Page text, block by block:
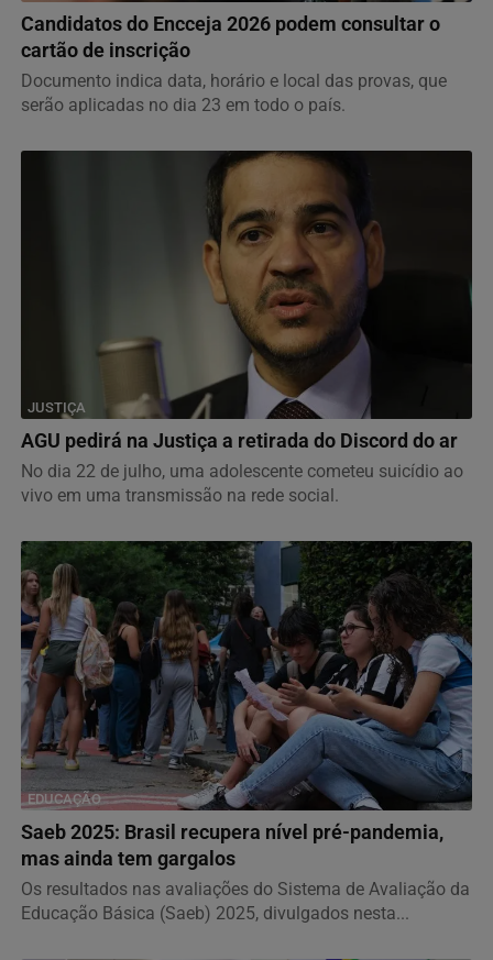
Candidatos do Encceja 2026 podem consultar o
cartão de inscrição
Documento indica data, horário e local das provas, que
serão aplicadas no dia 23 em todo o país.
JUSTIÇA
AGU pedirá na Justiça a retirada do Discord do ar
No dia 22 de julho, uma adolescente cometeu suicídio ao
vivo em uma transmissão na rede social.
EDUCAÇÃO
Saeb 2025: Brasil recupera nível pré-pandemia,
mas ainda tem gargalos
Os resultados nas avaliações do Sistema de Avaliação da
Educação Básica (Saeb) 2025, divulgados nesta...